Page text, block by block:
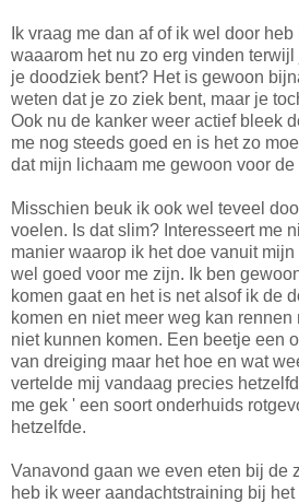
Ik vraag me dan af of ik wel door
waaarom het nu zo erg vinden
je doodziek bent? Het is gewoon
weten dat je zo ziek bent, maar je
Ook nu de kanker weer actief bleek
me nog steeds goed en is het zo
dat mijn lichaam me gewoon voor
Misschien beuk ik ook wel teveel
voelen. Is dat slim? Interesseert me
manier waarop ik het doe vanuit
wel goed voor me zijn. Ik ben
komen gaat en het is net alsof ik de
komen en niet meer weg kan
niet kunnen komen. Een beetje een
van dreiging maar het hoe en wat
vertelde mij vandaag precies
me gek ' een soort onderhuids
hetzelfde.
Vanavond gaan we even eten bij de
heb ik weer aandachtstraining bij